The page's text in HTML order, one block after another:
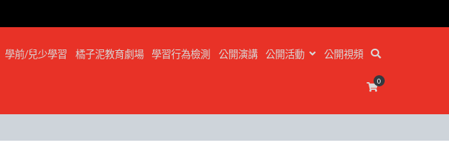
學前/兒少學習 橘子泥教育劇場 學習行為檢測 公開演講 公開活動 公開視頻
0